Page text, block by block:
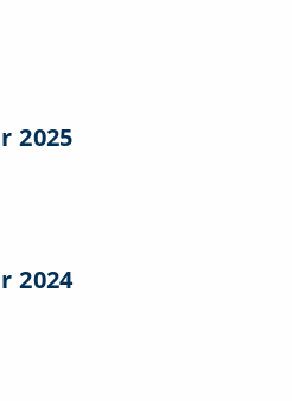
2025
2024